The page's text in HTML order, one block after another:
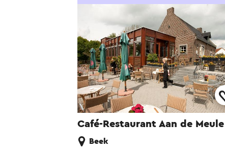
Café-Restaurant Aan de Meule
Beek